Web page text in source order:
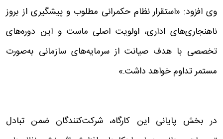
وی افزود: «استقرار نظام حکمرانی مطلوب و پیشگیری از بروز
ناهنجاری‌های اداری، اولویت اصلی ماست و این دوره‌های
تخصصی با هدف صیانت از سرمایه‌های سازمانی به‌صورت
مستمر تداوم خواهد داشت.»
در بخش پایانی این کارگاه، شرکت‌کنندگان ضمن تبادل